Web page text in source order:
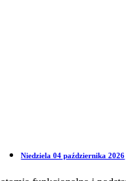
Niedziela 04 października 2026